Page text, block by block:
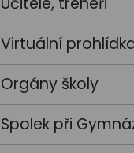
Výroční
Výsledky VŘ
Vedení
Vyučující
Trenéři
Virtuální
Orgány školy
Studentský
Spolek při